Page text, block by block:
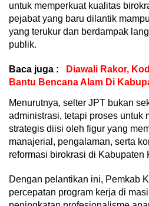
untuk memperkuat kualitas
pejabat yang baru dilantik
yang terukur dan berdampak
publik.
Baca juga :
Diawali Rakor,
Bantu Bencana Alam Di
Menurutnya, selter JPT bukan
administrasi, tetapi proses untuk
strategis diisi oleh figur yang
manajerial, pengalaman, serta
reformasi birokrasi di Kabupaten
Dengan pelantikan ini, Pemkab
percepatan program kerja di